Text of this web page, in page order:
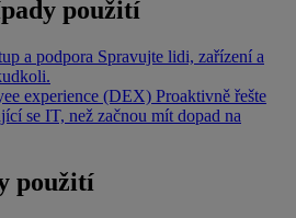
použití
a podpora Spravujte lidi, zařízení a
experience (DEX) Proaktivně řešte
se IT, než začnou mít dopad na
použití